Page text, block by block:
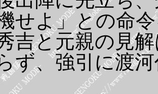
せよ」との命
吉と元親の見
ず、強引に渡